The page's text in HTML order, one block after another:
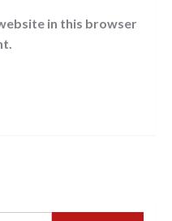
in this browser